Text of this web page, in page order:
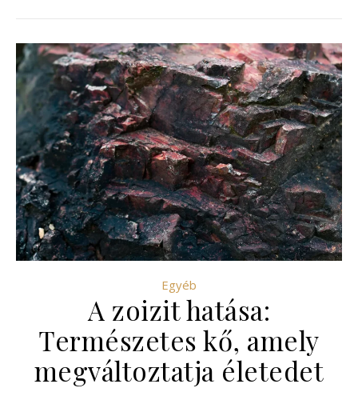
Egyéb
A zoizit hatása:
Természetes kő, amely
megváltoztatja életedet